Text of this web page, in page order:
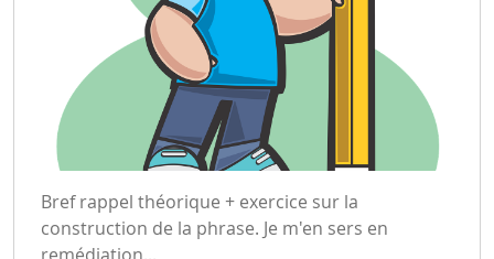
Bref rappel théorique + exercice sur la
construction de la phrase. Je m'en sers en